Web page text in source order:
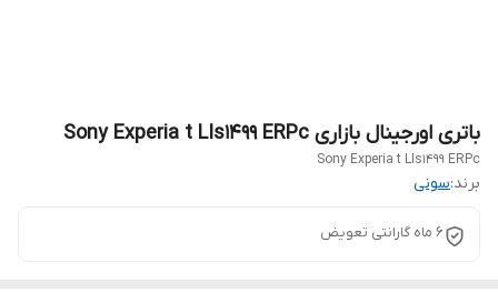
باتری اورجینال بازاری Sony Experia t LIs1499 ERPc
Sony Experia t LIs1499 ERPc
برند:سونی
6 ماه گارانتی تعویض